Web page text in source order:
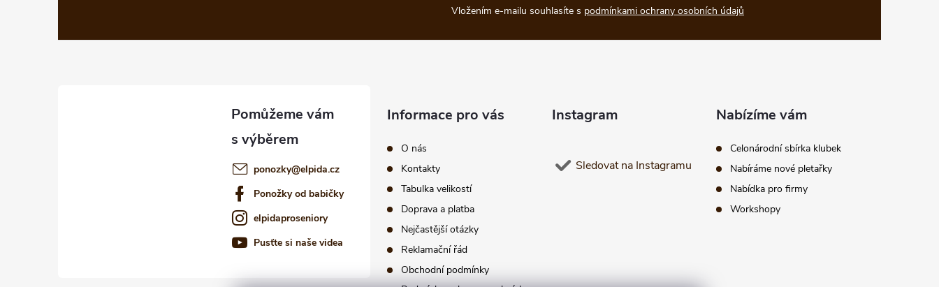
Vložením e-mailu souhlasíte s podmínkami ochrany osobních údajů
ponozky@elpida.cz
Ponožky od babičky
elpidaproseniory
Pusťte si naše videa
Informace pro vás
O nás
Kontakty
Tabulka velikostí
Doprava a platba
Nejčastější otázky
Reklamační řád
Obchodní podmínky
Instagram
Sledovat na Instagramu
Nabízíme vám
Celonárodní sbírka klubek
Nabíráme nové pletařky
Nabídka pro firmy
Workshopy